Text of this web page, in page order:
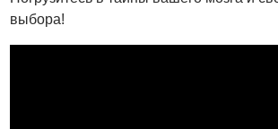
выбора!